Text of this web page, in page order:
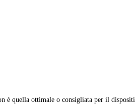
è quella ottimale o consigliata per il